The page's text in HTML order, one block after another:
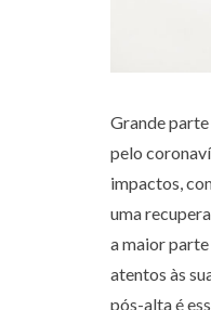
Grande
pelo
impactos,
uma
a maior
atentos às
pós-alta é